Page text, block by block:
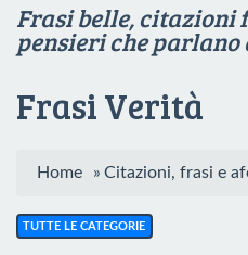
Frasi belle, citazioni
pensieri che
Frasi Verità
Home » Citazioni, frasi e
TUTTE LE CATEGORIE